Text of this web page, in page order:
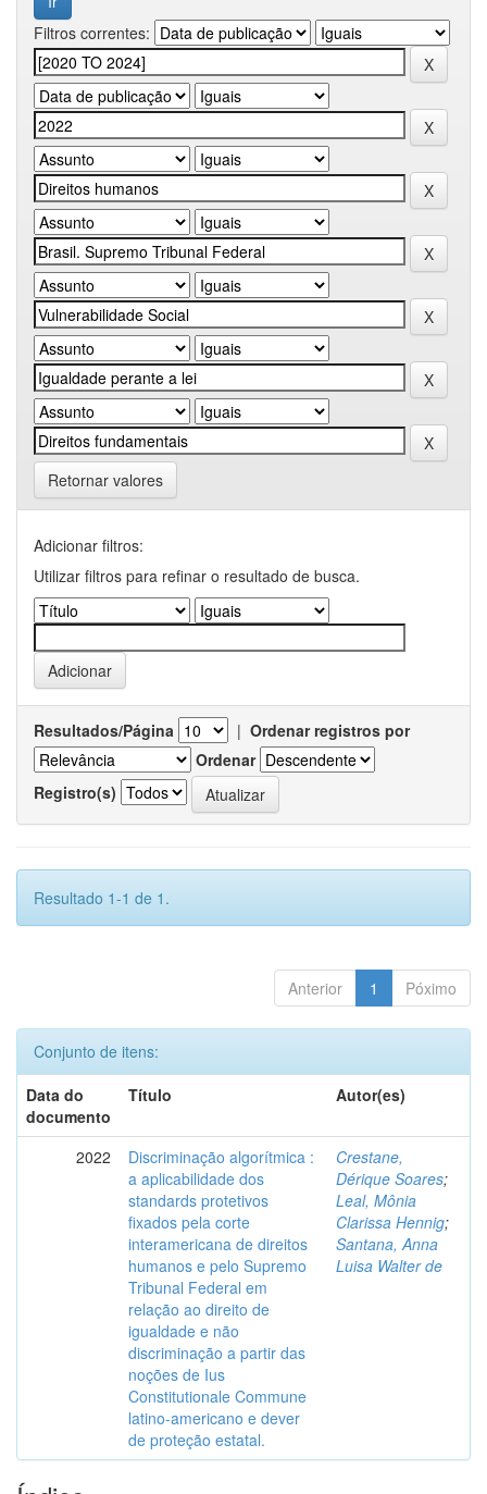
Filtros correntes:
Retornar valores
Adicionar filtros:
Utilizar filtros para refinar o resultado de busca.
Resultados/Página | Ordenar registros por
Ordenar
Registro(s)
Resultado 1-1 de 1.
Anterior 1 Póximo
Conjunto de itens:
Data do
documento
Título Autor(es)
2022
Discriminação algorítmica :
a aplicabilidade dos
standards protetivos
fixados pela corte
interamericana de direitos
humanos e pelo Supremo
Tribunal Federal em
relação ao direito de
igualdade e não
discriminação a partir das
noções de Ius
Constitutionale Commune
latino-americano e dever
de proteção estatal.
Crestane,
Dérique Soares;
Leal, Mônia
Clarissa Hennig;
Santana, Anna
Luisa Walter de